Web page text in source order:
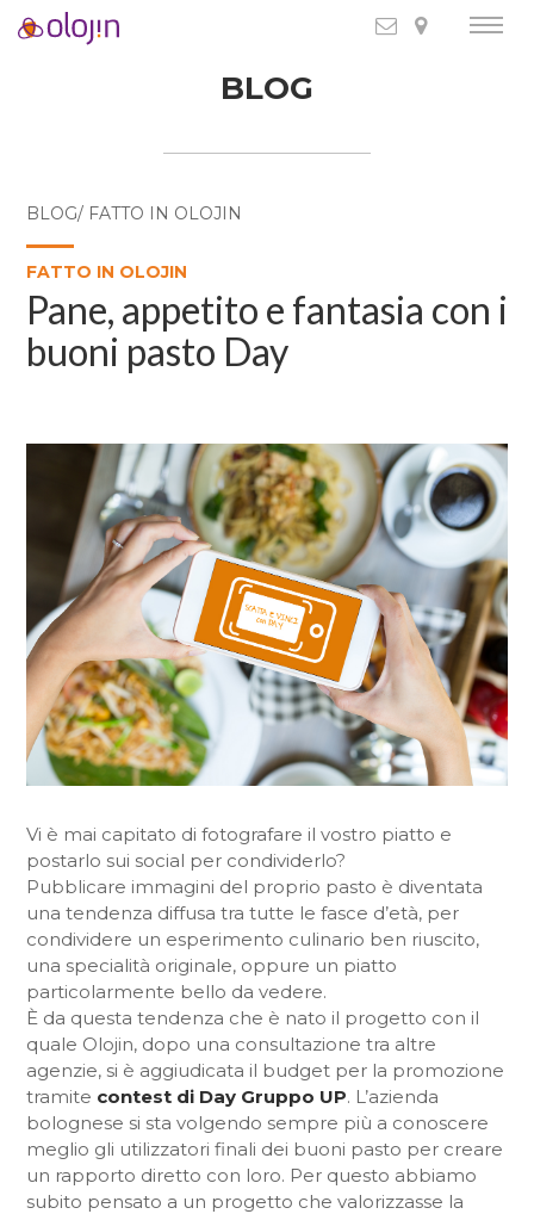
BLOG
BLOG/ FATTO IN OLOJIN
FATTO IN OLOJIN
Pane, appetito e fantasia con i
buoni pasto Day
Vi è mai capitato di fotografare il vostro piatto e
postarlo sui social per condividerlo?
Pubblicare immagini del proprio pasto è diventata
una tendenza diffusa tra tutte le fasce d’età, per
condividere un esperimento culinario ben riuscito,
una specialità originale, oppure un piatto
particolarmente bello da vedere.
È da questa tendenza che è nato il progetto con il
quale Olojin, dopo una consultazione tra altre
agenzie, si è aggiudicata il budget per la promozione
tramite contest di Day Gruppo UP. L’azienda
bolognese si sta volgendo sempre più a conoscere
meglio gli utilizzatori finali dei buoni pasto per creare
un rapporto diretto con loro. Per questo abbiamo
subito pensato a un progetto che valorizzasse la